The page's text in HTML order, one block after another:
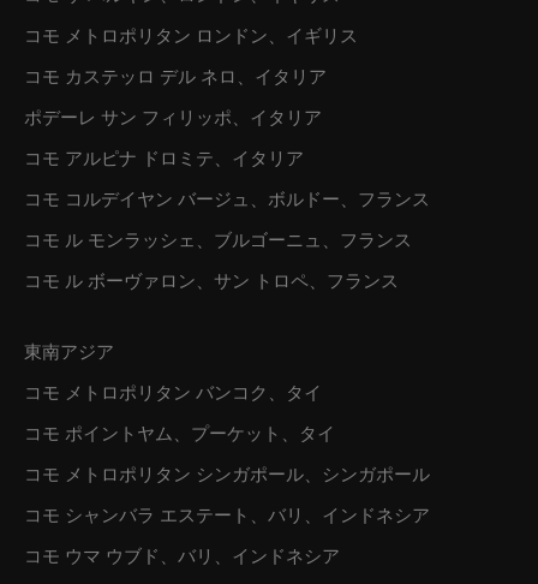
コモ メトロポリタン ロンドン、イギリス
コモ カステッロ デル ネロ、イタリア
ポデーレ サン フィリッポ、イタリア
コモ アルピナ ドロミテ、イタリア
コモ コルデイヤン バージュ、ボルドー、フランス
コモ ル モンラッシェ、ブルゴーニュ、フランス
コモ ル ボーヴァロン、サン トロペ、フランス
東南アジア
コモ メトロポリタン バンコク、タイ
コモ ポイントヤム、プーケット、タイ
コモ メトロポリタン シンガポール、シンガポール
コモ シャンバラ エステート、バリ、インドネシア
コモ ウマ ウブド、バリ、インドネシア